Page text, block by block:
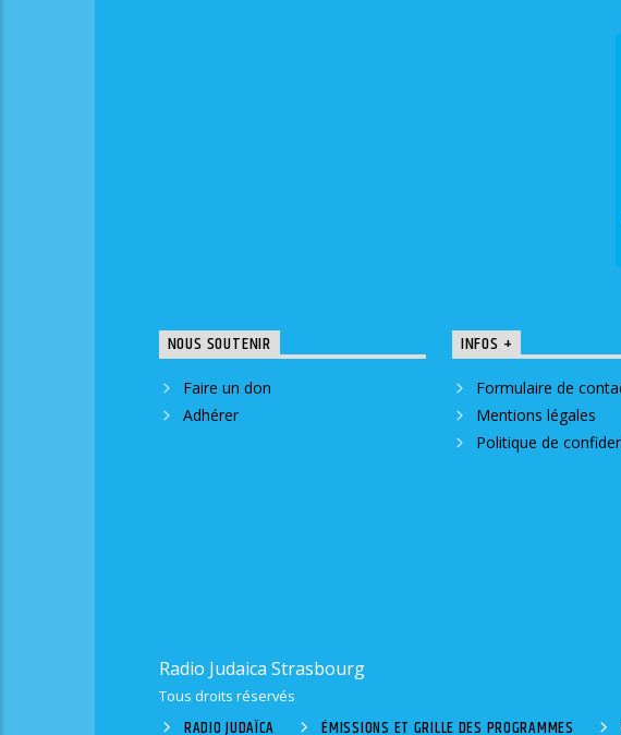
NOUS SOUTENIR
Faire un don
Adhérer
INFOS +
Formulaire de
Mentions légales
Politique de
Radio Judaica Strasbourg
Tous droits réservés
RADIO JUDAÏCA ÉMISSIONS ET GRILLE DES PROGRAMMES